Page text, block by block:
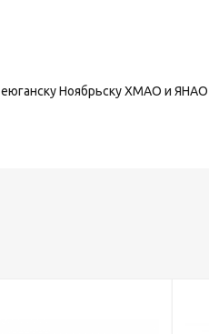
Ноябрьску ХМАО и